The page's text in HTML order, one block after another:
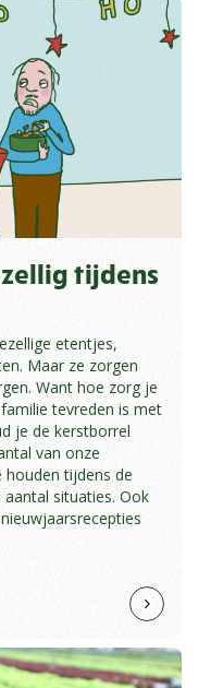
tijdens
etentjes,
Maar ze zorgen
Want hoe zorg je
tevreden is met
je de kerstborrel
van onze
tijdens de
situaties. Ook